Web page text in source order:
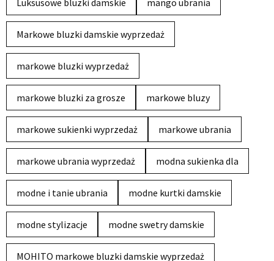
Markowe bluzki damskie wyprzedaż
markowe bluzki wyprzedaż
markowe bluzki za grosze markowe bluzy
markowe sukienki wyprzedaż markowe ubrania
markowe ubrania wyprzedaż modna sukienka dla
modne i tanie ubrania modne kurtki damskie
modne stylizacje modne swetry damskie
MOHITO markowe bluzki damskie wyprzedaż